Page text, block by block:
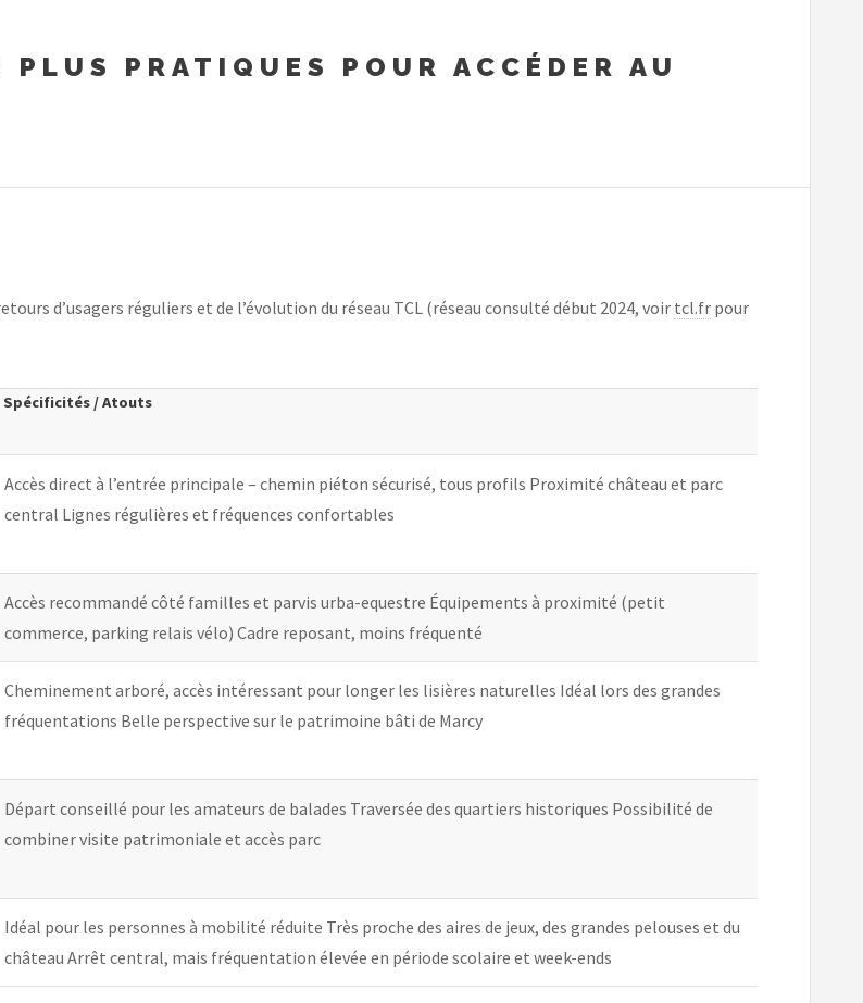
PRATIQUES POUR ACCÉDER AU
d’usagers réguliers et de l’évolution du réseau TCL (réseau consulté début 2024, voir tcl.fr pour
Spécificités / Atouts
Accès direct à l’entrée principale – chemin piéton sécurisé, tous profils Proximité château et parc
central Lignes régulières et fréquences confortables
Accès recommandé côté familles et parvis urba-equestre Équipements à proximité (petit
commerce, parking relais vélo) Cadre reposant, moins fréquenté
Cheminement arboré, accès intéressant pour longer les lisières naturelles Idéal lors des grandes
fréquentations Belle perspective sur le patrimoine bâti de Marcy
Départ conseillé pour les amateurs de balades Traversée des quartiers historiques Possibilité de
combiner visite patrimoniale et accès parc
Idéal pour les personnes à mobilité réduite Très proche des aires de jeux, des grandes pelouses et du
château Arrêt central, mais fréquentation élevée en période scolaire et week-ends